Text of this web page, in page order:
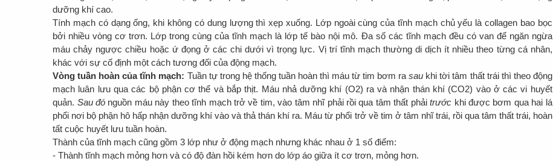
dưỡng khí cao.
Tính mạch có dạng ống, khi không có dung lượng thì xẹp xuống. Lớp ngoài cùng của tĩnh mạch chủ yếu là collagen bao bọc
bởi nhiều vòng cơ trơn. Lớp trong cùng của tĩnh mạch là lớp tế bào nội mô. Đa số các tĩnh mạch đều có van để ngăn ngừa
máu chảy ngược chiều hoặc ứ đọng ở các chi dưới vì trọng lực. Vị trí tĩnh mạch thường di dịch ít nhiều theo từng cá nhân,
khác với sự cố định một cách tương đối của động mạch.
Vòng tuần hoàn của tĩnh mạch: Tuần tự trong hệ thống tuần hoàn thì máu từ tim bơm rasau khi tời tâm thất trái thì theo động
mạch luân lưu qua các bộ phận cơ thể và bắp thịt. Máu nhả dưỡng khí (O2) ra và nhận thán khí (CO2) vào ở các vi huyết
quản. Sau đó nguồn máu này theo tĩnh mạch trở về tim, vào tâm nhĩ phải rồi qua tâm thất phảitrước khi được bơm qua hai lá
phổi nơi bộ phận hô hấp nhận dưỡng khí vào và thả thán khí ra. Máu từ phổi trở về tim ở tâm nhĩ trái, rồi qua tâm thất trái, hoàn
tất cuộc huyết lưu tuần hoàn.
Thành của tĩnh mạch cũng gồm 3 lớp như ở động mạch nhưng khác nhau ở 1 số điểm:
- Thành tĩnh mạch mỏng hơn và có độ đàn hồi kém hơn do lớp áo giữa ít cơ trơn, mỏng hơn.